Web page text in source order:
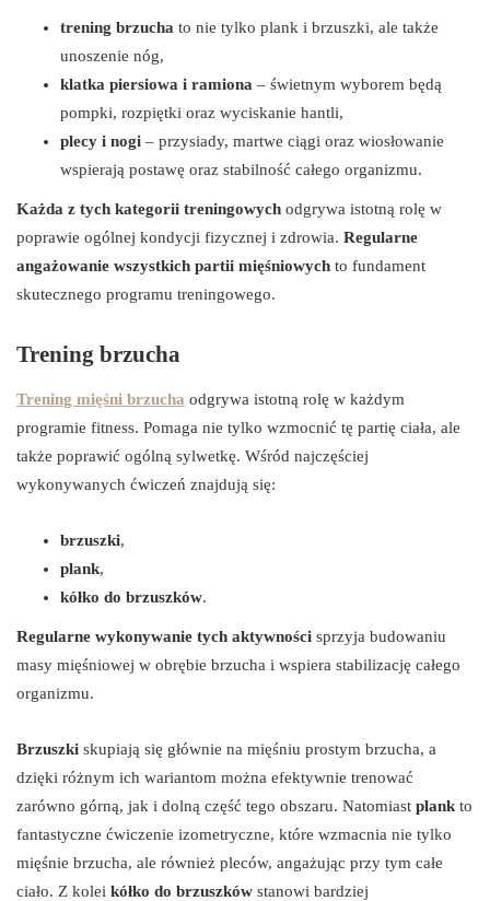
trening brzucha to nie tylko plank i brzuszki, ale także
unoszenie nóg,
klatka piersiowa i ramiona – świetnym wyborem będą
pompki, rozpiętki oraz wyciskanie hantli,
plecy i nogi – przysiady, martwe ciągi oraz wiosłowanie
wspierają postawę oraz stabilność całego organizmu.
Każda z tych kategorii treningowych odgrywa istotną rolę w
poprawie ogólnej kondycji fizycznej i zdrowia. Regularne
angażowanie wszystkich partii mięśniowych to fundament
skutecznego programu treningowego.
Trening brzucha
Trening mięśni brzucha odgrywa istotną rolę w każdym
programie fitness. Pomaga nie tylko wzmocnić tę partię ciała, ale
także poprawić ogólną sylwetkę. Wśród najczęściej
wykonywanych ćwiczeń znajdują się:
brzuszki,
plank,
kółko do brzuszków.
Regularne wykonywanie tych aktywności sprzyja budowaniu
masy mięśniowej w obrębie brzucha i wspiera stabilizację całego
organizmu.
Brzuszki skupiają się głównie na mięśniu prostym brzucha, a
dzięki różnym ich wariantom można efektywnie trenować
zarówno górną, jak i dolną część tego obszaru. Natomiast plank to
fantastyczne ćwiczenie izometryczne, które wzmacnia nie tylko
mięśnie brzucha, ale również pleców, angażując przy tym całe
ciało. Z kolei kółko do brzuszków stanowi bardziej